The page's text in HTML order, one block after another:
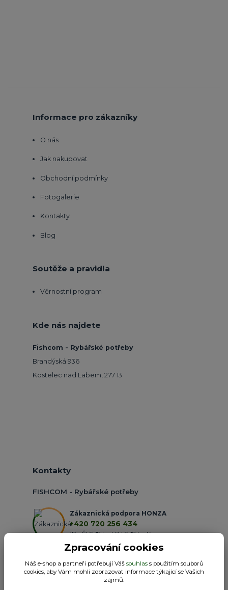
Informace pro zákazníky
O nás
Jak nakupovat
Obchodní podmínky
Fotogalerie
Kontakty
Blog
Soutěže a pravidla
Věrnostní program
Kde nás najdete
Fishcom - Rybářské potřeby
Brandýská 936
Kostelec nad Labem, 277 13
Kontakty
FISHCOM - Rybářské potřeby
Zákaznická podpora HONZA
+420 720 256 434
(Po-Čt 9-17 hod.,Pá 9-18 hod.)
Zpracování cookies
Náš e-shop a partneři potřebují Váš souhlass použitím souborů
cookies, aby Vám mohli zobrazovat informace týkající se Vašich
zájmů.